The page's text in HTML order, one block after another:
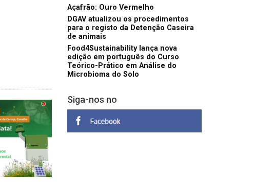
Açafrão: Ouro Vermelho
DGAV atualizou os procedimentos
para o registo da Detenção Caseira
de animais
Food4Sustainability lança nova
edição em português do Curso
Teórico-Prático em Análise do
Microbioma do Solo
Siga-nos no